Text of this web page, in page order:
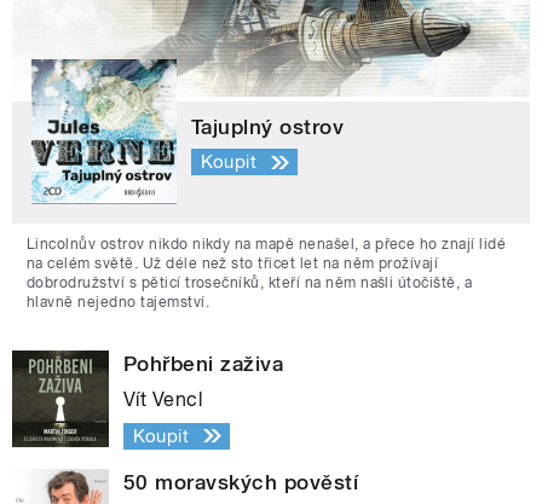
Tajuplný ostrov
Koupit
Lincolnův ostrov nikdo nikdy na mapě nenašel, a přece ho znají lidé
na celém světě. Už déle než sto třicet let na něm prožívají
dobrodružství s pěticí trosečníků, kteří na něm našli útočiště, a
hlavně nejedno tajemství.
Pohřbeni zaživa
Vít Vencl
Koupit
50 moravských pověstí